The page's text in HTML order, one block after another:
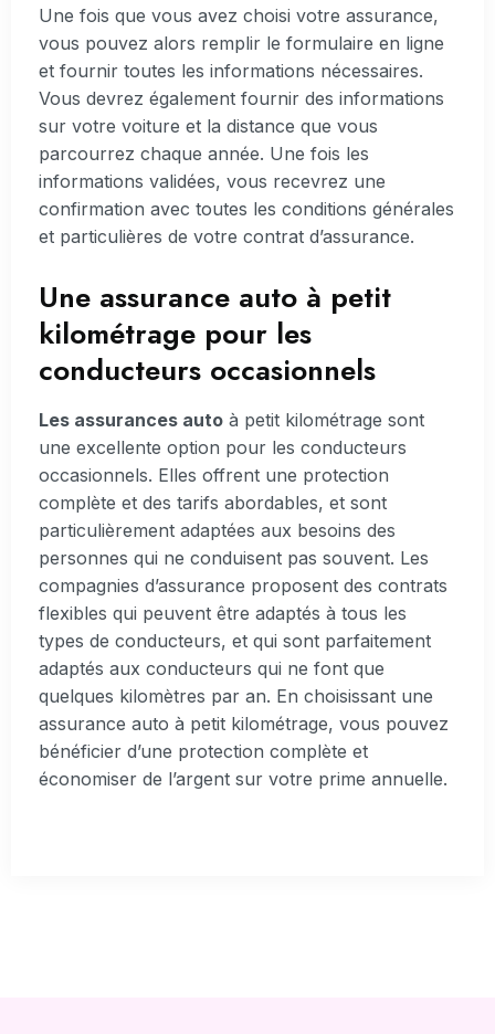
Une fois que vous avez choisi votre assurance,
vous pouvez alors remplir le formulaire en ligne
et fournir toutes les informations nécessaires.
Vous devrez également fournir des informations
sur votre voiture et la distance que vous
parcourrez chaque année. Une fois les
informations validées, vous recevrez une
confirmation avec toutes les conditions générales
et particulières de votre contrat d’assurance.
Une assurance auto à petit
kilométrage pour les
conducteurs occasionnels
Les assurances auto à petit kilométrage sont
une excellente option pour les conducteurs
occasionnels. Elles offrent une protection
complète et des tarifs abordables, et sont
particulièrement adaptées aux besoins des
personnes qui ne conduisent pas souvent. Les
compagnies d’assurance proposent des contrats
flexibles qui peuvent être adaptés à tous les
types de conducteurs, et qui sont parfaitement
adaptés aux conducteurs qui ne font que
quelques kilomètres par an. En choisissant une
assurance auto à petit kilométrage, vous pouvez
bénéficier d’une protection complète et
économiser de l’argent sur votre prime annuelle.